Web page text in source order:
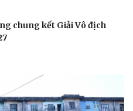
chung kết Giải Vô địch